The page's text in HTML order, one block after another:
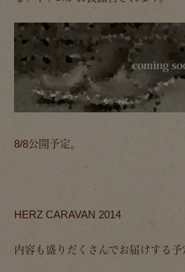
8/8公開予定。
HERZ CARAVAN 2014
内容も盛りだくさんでお届けする予